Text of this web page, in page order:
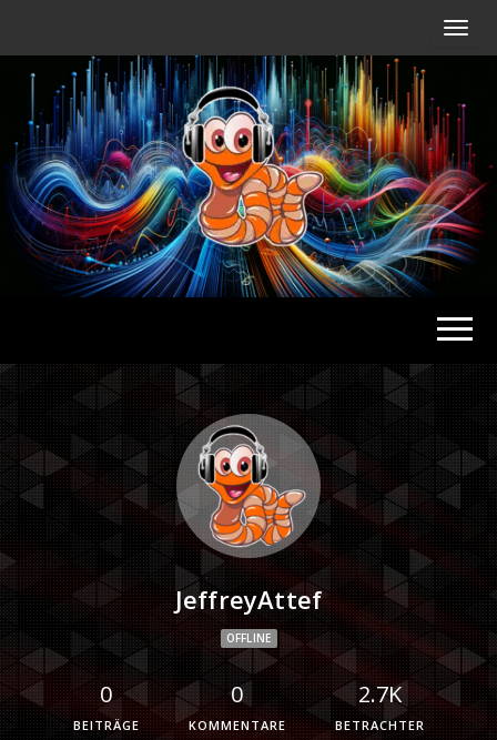
Radio
JeffreyAttef
OFFLINE
0
BEITRÄGE
0
KOMMENTARE
2.7K
BETRACHTER